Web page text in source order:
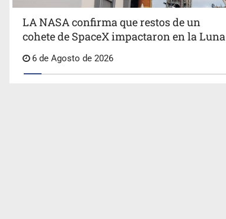
LA NASA confirma que restos de un
cohete de SpaceX impactaron en la Luna
6 de Agosto de 2026